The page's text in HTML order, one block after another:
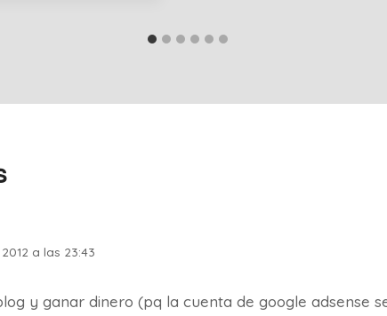
a las 23:43
y ganar dinero (pq la cuenta de google adsense